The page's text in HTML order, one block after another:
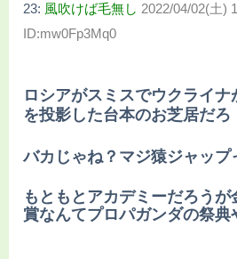
23: 風吹けば毛無し 2022/04/02(土)
ID:mw0Fp3Mq0
ロシアがスミスでウクライ
を投影した台本のお芝居だろ
バカじゃね？マジ猿ジャップ
もともとアカデミーだろう
賞なんてプロパガンダの祭典